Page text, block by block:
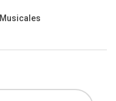
Musicales